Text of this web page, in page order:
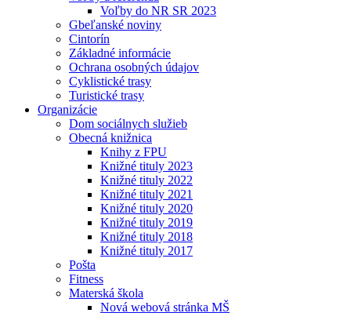
Voľby do NR SR 2023
Gbeľanské noviny
Cintorín
Základné informácie
Ochrana osobných údajov
Cyklistické trasy
Turistické trasy
Organizácie
Dom sociálnych služieb
Obecná knižnica
Knihy z FPU
Knižné tituly 2023
Knižné tituly 2022
Knižné tituly 2021
Knižné tituly 2020
Knižné tituly 2019
Knižné tituly 2018
Knižné tituly 2017
Pošta
Fitness
Materská škola
Nová webová stránka MŠ